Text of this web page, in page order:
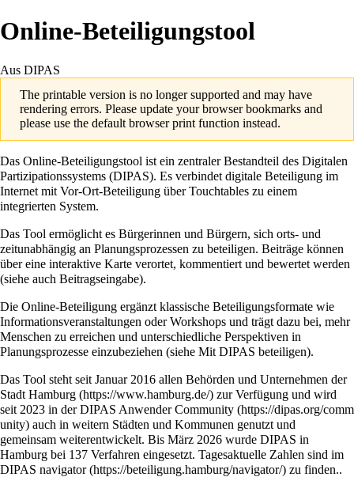
Online-Beteiligungstool
Aus DIPAS
The printable version is no longer supported and may have
rendering errors. Please update your browser bookmarks and
please use the default browser print function instead.
Das Online-Beteiligungstool ist ein zentraler Bestandteil des Digitalen
Partizipationssystems (DIPAS). Es verbindet digitale Beteiligung im
Internet mit Vor-Ort-Beteiligung überTouchtables zu einem
integrierten System.
Das Tool ermöglicht es Bürgerinnen und Bürgern, sich orts- und
zeitunabhängig an Planungsprozessen zu beteiligen. Beiträge können
über eine interaktive Karte verortet, kommentiert und bewertet werden
(siehe auch Beitragseingabe).
Die Online-Beteiligung ergänzt klassische Beteiligungsformate wie
Informationsveranstaltungen oder Workshops und trägt dazu bei, mehr
Menschen zu erreichen und unterschiedliche Perspektiven in
Planungsprozesse einzubeziehen (siehe Mit DIPAS beteiligen).
Das Tool steht seit Januar 2016 allen Behörden und Unternehmen der
Stadt Hamburg
zur Verfügung und wird
seit 2023 in derDIPAS Anwender Community
auch in weitern Städten und Kommunen genutzt und
gemeinsam weiterentwickelt. Bis März 2026 wurde DIPAS in
Hamburg bei 137 Verfahren eingesetzt. Tagesaktuelle Zahlen sind im
DIPAS navigator
zu finden..